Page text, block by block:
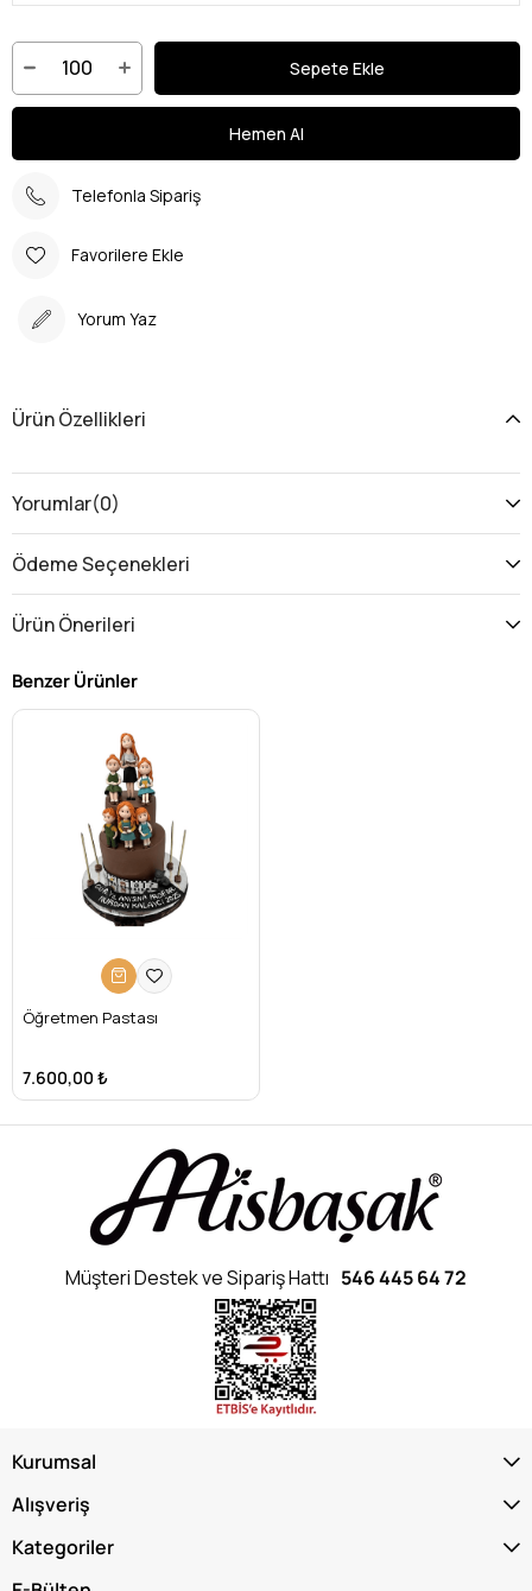
Telefonla Sipariş
Favorilere Ekle
Yorum Yaz
Ürün Özellikleri
Yorumlar(0)
Ödeme Seçenekleri
Ürün Önerileri
Benzer Ürünler
Öğretmen Pastası
7.600,00 ₺
Müşteri Destek ve Sipariş Hattı 546 445 64 72
Kurumsal
Alışveriş
Kategoriler